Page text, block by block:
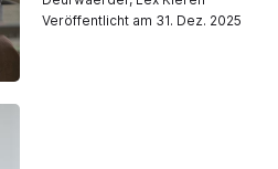
Veröffentlicht am 31. Dez. 2025